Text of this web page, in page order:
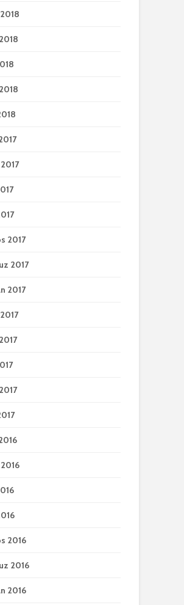
2017
2017
2017
2016
2016
2016